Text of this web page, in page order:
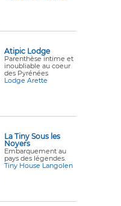
Atipic Lodge
Parenthèse intime et
inoubliable au coeur
des Pyrénées
Lodge Arette
La Tiny Sous les
Noyers
Embarquement au
pays des légendes.
Tiny House Langolen